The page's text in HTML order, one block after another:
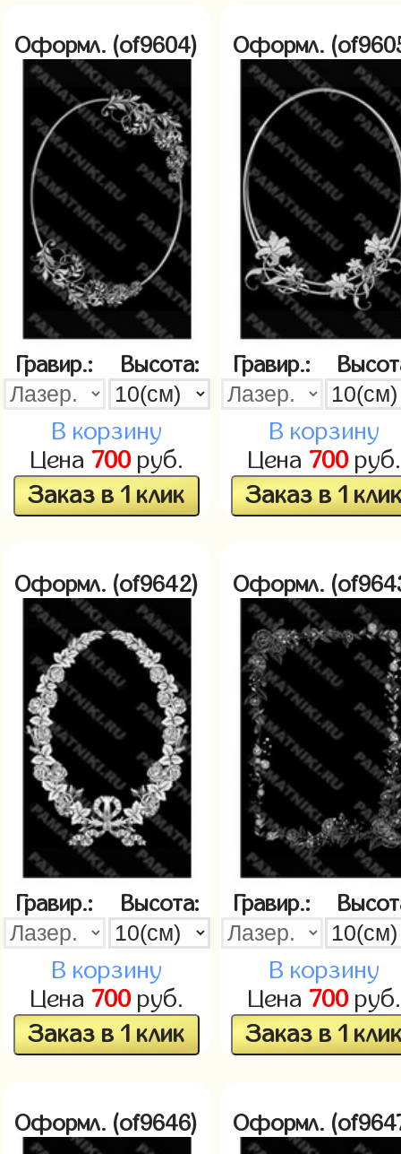
Оформл. (of9604)
Гравир.: Высота:
В корзину
Цена 700руб.
Заказ в 1 клик
Оформл.
Гравир.:
В корзину
Цена 700руб.
Заказ в 1
Оформл. (of9642)
Гравир.: Высота:
В корзину
Цена 700руб.
Заказ в 1 клик
Оформл.
Гравир.:
В корзину
Цена 700руб.
Заказ в 1
Оформл. (of9646) Оформл.